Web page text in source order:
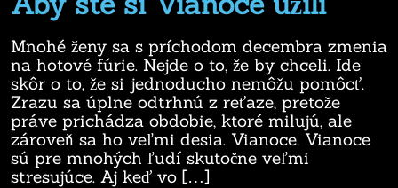
Mnohé ženy sa s príchodom decembra zmenia
na hotové fúrie. Nejde o to, že by chceli. Ide
skôr o to, že si jednoducho nemôžu pomôcť.
Zrazu sa úplne odtrhnú z reťaze, pretože
práve prichádza obdobie, ktoré milujú, ale
zároveň sa ho veľmi desia. Vianoce. Vianoce
sú pre mnohých ľudí skutočne veľmi
stresujúce. Aj keď vo […]